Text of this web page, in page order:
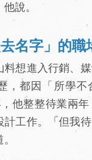
說。
名字」的職
想進入行銷、
，都因「所學不
他整整待業兩
計工作。「但我